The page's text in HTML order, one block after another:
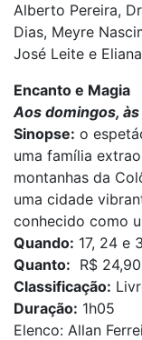
Alberto Pereira,
Dias, Meyre
José Leite e
Encanto e Magia
Aos domingos,
Sinopse: o
uma família
montanhas da
uma cidade
conhecido como
Quando: 17, 24 e
Quanto: R$ 24,90
Classificação:
Duração: 1h05
Elenco: Allan